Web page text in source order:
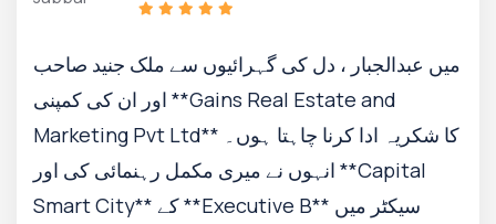
میں عبدالجبار ، دل کی گہرائیوں سے ملک جنید صاحب
اور ان کی کمپنی **Gains Real Estate and
Marketing Pvt Ltd** کا شکریہ ادا کرنا چاہتا ہوں۔
انہوں نے میری مکمل رہنمائی کی اور **Capital
Smart City** کے **Executive B** سیکٹر میں